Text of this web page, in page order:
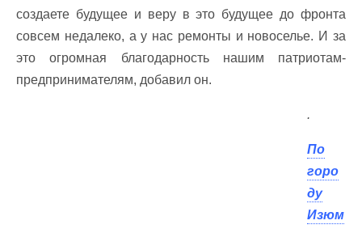
создаете будущее и веру в это будущее до фронта
совсем недалеко, а у нас ремонты и новоселье. И за
это огромная благодарность нашим патриотам-
предпринимателям, добавил он.
.
По
горо
ду
Изюм